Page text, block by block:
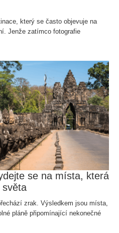
který se často objevuje na
Jenže zatímco fotografie
druhý konec světa už mnozí
administrativu a plánování
se na místa, která
světa
zrak. Výsledkem jsou místa,
pláně připomínající nekonečné